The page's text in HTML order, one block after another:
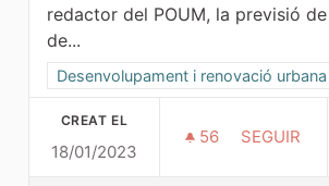
redactor del POUM, la previsió
de...
Resultats al filtrar per la categoria:
Desenvolupament i renovació urbana
CREAT EL
18/01/2023
56 56
SEGUIR